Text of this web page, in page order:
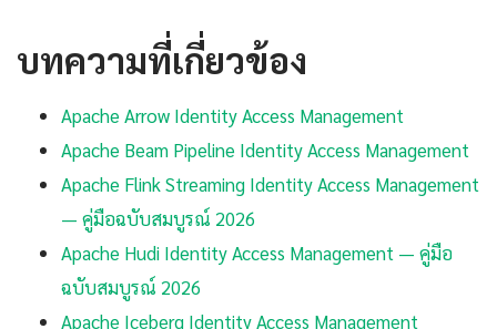
บทความที่เกี่ยวข้อง
Apache Arrow Identity Access Management
Apache Beam Pipeline Identity Access Management
Apache Flink Streaming Identity Access Management
— คู่มือฉบับสมบูรณ์ 2026
Apache Hudi Identity Access Management — คู่มือ
ฉบับสมบูรณ์ 2026
Apache Iceberg Identity Access Management